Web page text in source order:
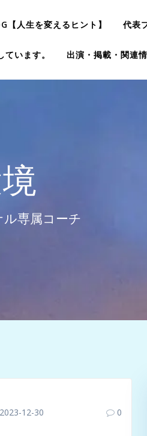
【人生を変えるヒント】 代表
います。 出演・掲載・関連
専属コーチ
12-30 0